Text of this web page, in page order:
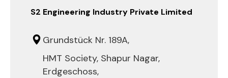
S2 Engineering Industry Private Limited
Grundstück Nr. 189A,
HMT Society, Shapur Nagar,
Erdgeschoss,